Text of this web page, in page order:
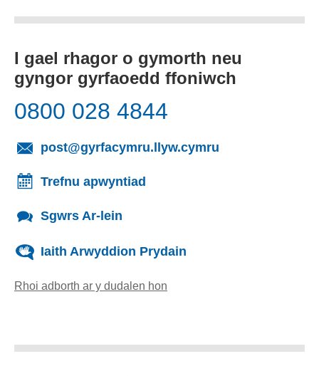
I gael rhagor o gymorth neu
gyngor gyrfaoedd ffoniwch
0800 028 4844
post@gyrfacymru.llyw.cymru
Trefnu apwyntiad
Sgwrs Ar-lein
Iaith Arwyddion Prydain
Rhoi adborth ar y dudalen hon